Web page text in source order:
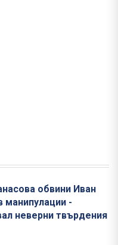
обвини Иван
-
неверни твърдения